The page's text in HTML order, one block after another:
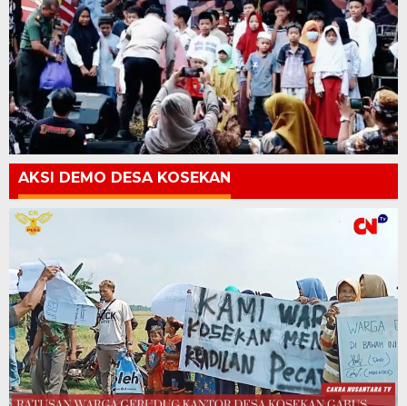
AKSI DEMO DESA KOSEKAN